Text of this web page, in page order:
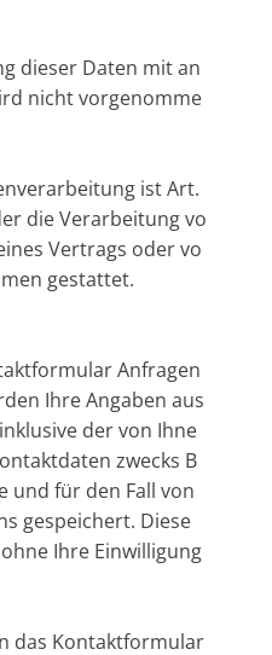
dieser Daten mit an
nicht vorgenomme
ist Art.
die Verarbeitung vo
Vertrags oder vo
gestattet.
Anfragen
Ihre Angaben aus
der von Ihne
zwecks B
und für den Fall von
gespeichert. Diese
Ihre Einwilligung
das Kontaktformular